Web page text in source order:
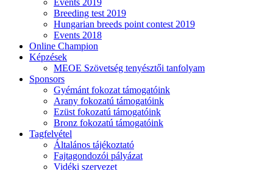
Events 2019
Breeding test 2019
Hungarian breeds point contest 2019
Events 2018
Online Champion
Képzések
MEOE Szövetség tenyésztői tanfolyam
Sponsors
Gyémánt fokozat támogatóink
Arany fokozatú támogatóink
Ezüst fokozatú támogatóink
Bronz fokozatú támogatóink
Tagfelvétel
Általános tájékoztató
Fajtagondozói pályázat
Vidéki szervezet